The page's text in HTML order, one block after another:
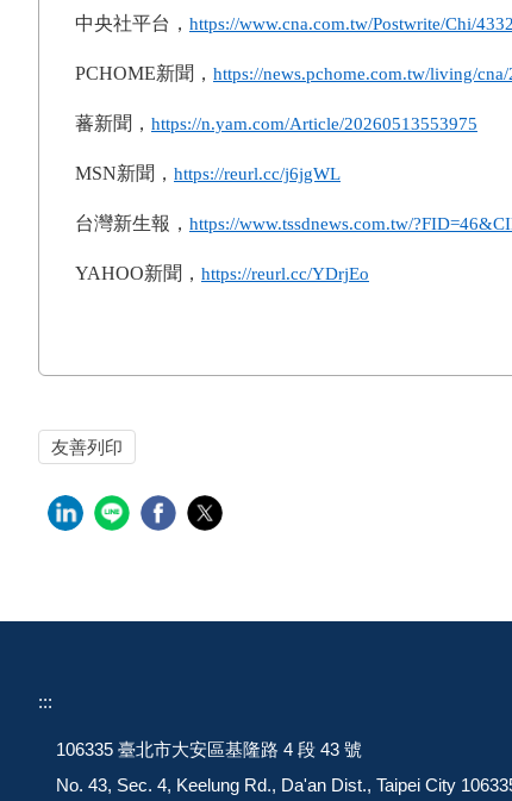
中央社平台， https://www.cna.com.tw/Postwrite/Chi/
PCHOME新聞， https://news.pchome.com.tw/living/
蕃新聞， https://n.yam.com/Article/20260513553975
MSN新聞， https://reurl.cc/j6jgWL
台灣新生報， https://www.tssdnews.com.tw/
YAHOO新聞， https://reurl.cc/YDrjEo
友善列印
:::
106335 臺北市大安區基隆路 4 段 43 號
No. 43, Sec. 4, Keelung Rd., Da'an Dist., Taipei City